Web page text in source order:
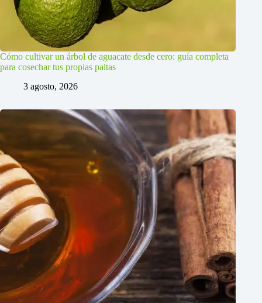
Cómo cultivar un árbol de aguacate desde cero: guía completa
para cosechar tus propias paltas
3 agosto, 2026